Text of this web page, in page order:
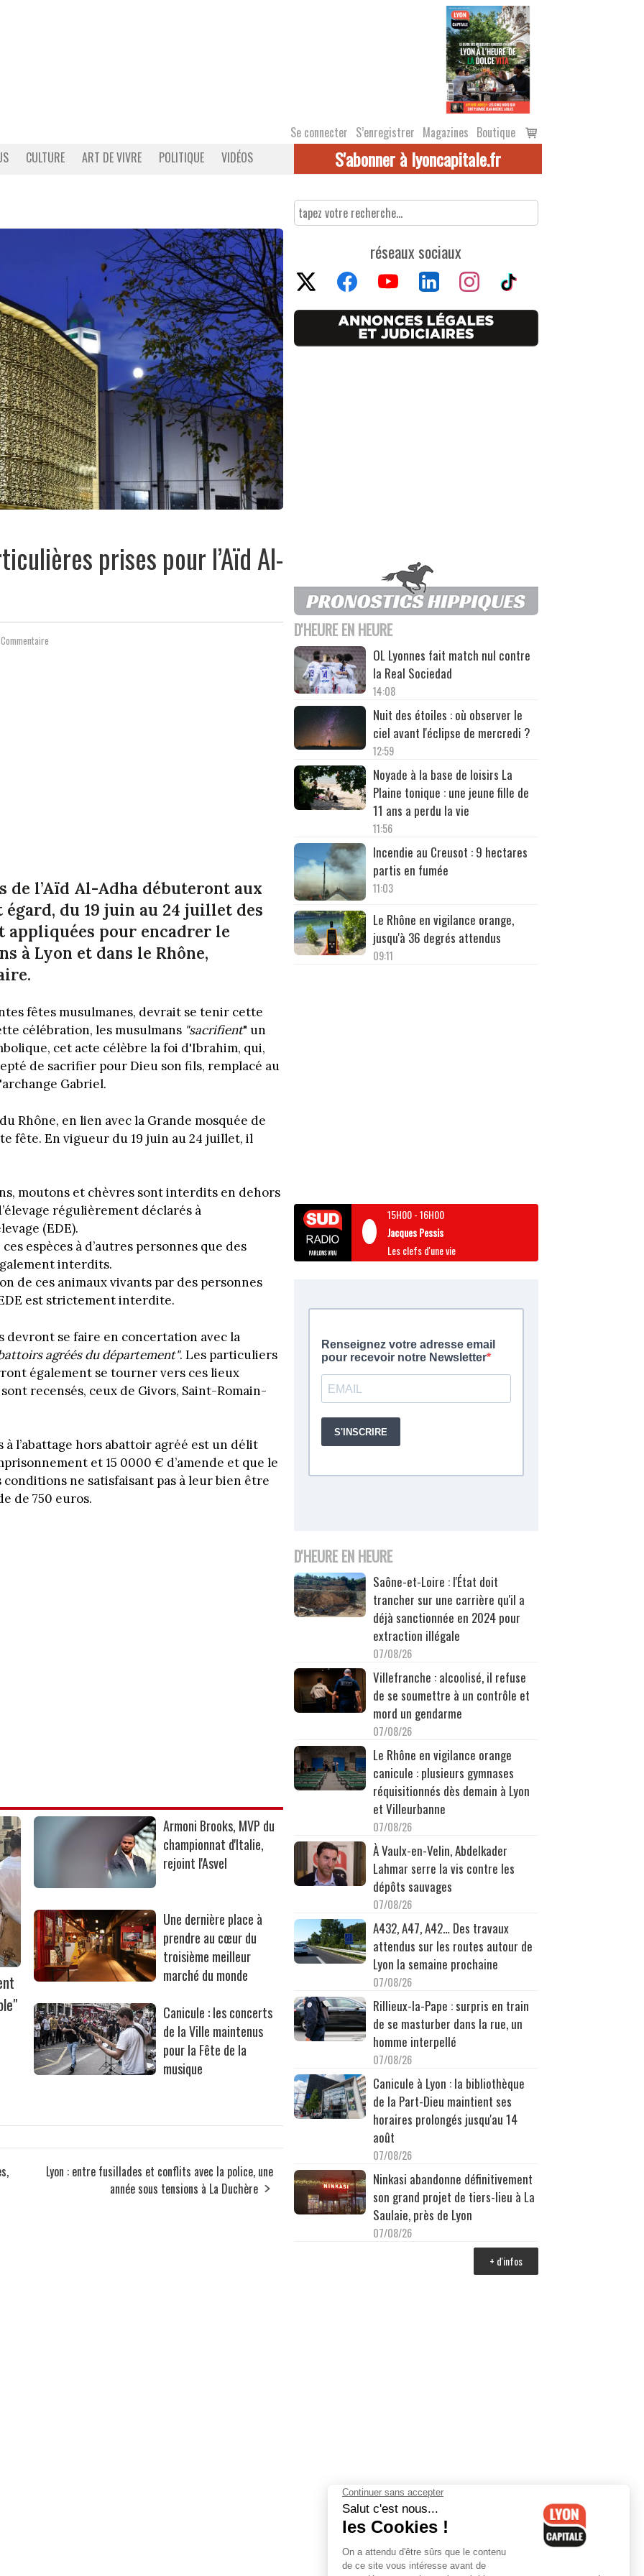
Se connecter S’enregistrer Magazines Boutique
Voir
le
CULTURE ART DE VIVRE POLITIQUE VIDÉOS S'abonner à lyoncapitale.fr
prises pour l’Aïd Al-
de l’Aïd Al-Adha débuteront aux
du 19 juin au 24 juillet des
appliquées pour encadrer le
à Lyon et dans le Rhône,
fêtes musulmanes, devrait se tenir cette
célébration, les musulmans "sacrifient" un
cet acte célèbre la foi d'Ibrahim, qui,
de sacrifier pour Dieu son fils, remplacé au
Gabriel.
Rhône, en lien avec la Grande mosquée de
fête. En vigueur du 19 juin au 24 juillet, il
moutons et chèvres sont interdits en dehors
régulièrement déclarés à
(EDE).
espèces à d’autres personnes que des
interdits.
de ces animaux vivants par des personnes
est strictement interdite.
devront se faire en concertation avec la
agréés du département". Les particuliers
également se tourner vers ces lieux
recensés, ceux de Givors, Saint-Romain-
l’abattage hors abattoir agréé est un délit
et 15 0000 € d’amende et que le
ne satisfaisant pas à leur bien être
de 750 euros.
Armoni Brooks, MVP du
championnat d'Italie,
rejoint l'Asvel
Une dernière place à
prendre au cœur du
troisième meilleur
marché du monde
Canicule : les concerts
de la Ville maintenus
pour la Fête de la
musique
Lyon : entre fusillades et conflits avec la police, une
année sous tensions à La Duchère
réseaux sociaux
D'HEURE EN HEURE
OL Lyonnes fait match nul contre
la Real Sociedad
14:08
Nuit des étoiles : où observer le
ciel avant l'éclipse de mercredi ?
12:59
Noyade à la base de loisirs La
Plaine tonique : une jeune fille de
11 ans a perdu la vie
11:56
Incendie au Creusot : 9 hectares
partis en fumée
11:03
Le Rhône en vigilance orange,
jusqu'à 36 degrés attendus
09:11
15H00-16H00
Jacques Pessis
Les clefs d'une vie
D'HEURE EN HEURE
Saône-et-Loire : l'État doit
trancher sur une carrière qu'il a
déjà sanctionnée en 2024 pour
extraction illégale
07/08/26
Villefranche : alcoolisé, il refuse
de se soumettre à un contrôle et
mord un gendarme
07/08/26
Le Rhône en vigilance orange
canicule : plusieurs gymnases
réquisitionnés dès demain à Lyon
et Villeurbanne
07/08/26
À Vaulx-en-Velin, Abdelkader
Lahmar serre la vis contre les
dépôts sauvages
07/08/26
A432, A47, A42… Des travaux
attendus sur les routes autour de
Lyon la semaine prochaine
07/08/26
Rillieux-la-Pape : surpris en train
de se masturber dans la rue, un
homme interpellé
07/08/26
Canicule à Lyon : la bibliothèque
de la Part-Dieu maintient ses
horaires prolongés jusqu'au 14
août
07/08/26
Ninkasi abandonne définitivement
son grand projet de tiers-lieu à La
Saulaie, près de Lyon
07/08/26
+ d'infos